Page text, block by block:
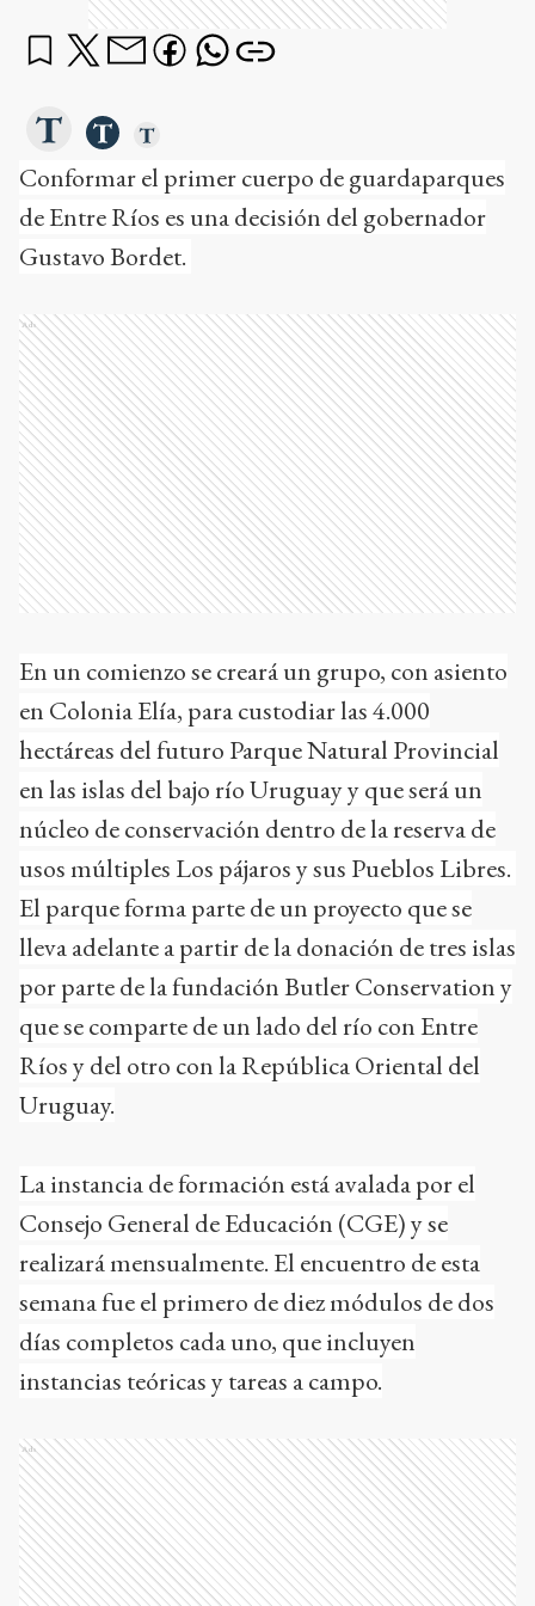
Conformar el primer cuerpo de guardaparques
de Entre Ríos es una decisión del gobernador
Gustavo Bordet.
Ads
En un comienzo se creará un grupo, con asiento
en Colonia Elía, para custodiar las 4.000
hectáreas del futuro Parque Natural Provincial
en las islas del bajo río Uruguay y que será un
núcleo de conservación dentro de la reserva de
usos múltiples Los pájaros y sus Pueblos Libres.
El parque forma parte de un proyecto que se
lleva adelante a partir de la donación de tres islas
por parte de la fundación Butler Conservation y
que se comparte de un lado del río con Entre
Ríos y del otro con la República Oriental del
Uruguay.
La instancia de formación está avalada por el
Consejo General de Educación (CGE) y se
realizará mensualmente. El encuentro de esta
semana fue el primero de diez módulos de dos
días completos cada uno, que incluyen
instancias teóricas y tareas a campo.
Ads